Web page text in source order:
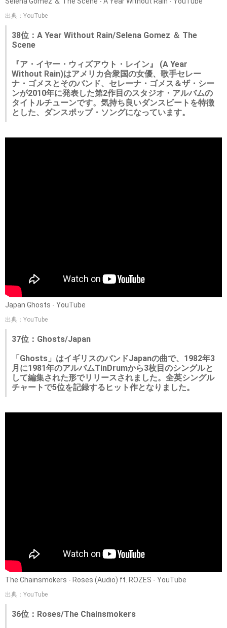
出典：YouTube
38位：A Year Without Rain/Selena Gomez ＆ The
Scene
『ア・イヤー・ウィズアウト・レイン』 (A Year
Without Rain)はアメリカ合衆国の女優、歌手セレー
ナ・ゴメスとそのバンド、セレーナ・ゴメス＆ザ・シー
ンが2010年に発表した第2作目のスタジオ・アルバムの
タイトルチューンです。気持ち良いダンスビートを特徴
とした、ダンスポップ・ソングになっています。
Japan Ghosts - YouTube
出典：YouTube
37位：Ghosts/Japan
「Ghosts」はイギリスのバンドJapanの曲で、1982年3
月に1981年のアルバムTinDrumから3枚目のシングルと
して編集された形でリリースされました。全英シングル
チャートで5位を記録するヒット作となりました。
The Chainsmokers - Roses (Audio) ft. ROZES - YouTube
出典：YouTube
36位：Roses/The Chainsmokers